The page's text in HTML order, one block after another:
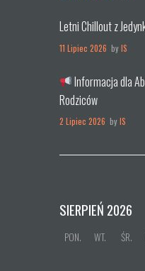
Letni Chillout z
11 Lipiec 2026 byIS
Informacja dla
Rodziców
2 Lipiec 2026 byIS
SIERPIEŃ 2026
PON. WT. ŚR.